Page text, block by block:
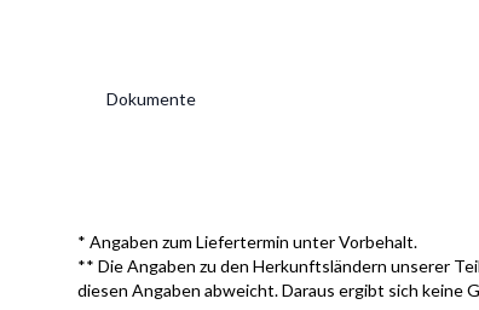
Dokumente
* Angaben zum Liefertermin unter Vorbehalt.
** Die Angaben zu den Herkunftsländern unserer
diesen Angaben abweicht. Daraus ergibt sich keine